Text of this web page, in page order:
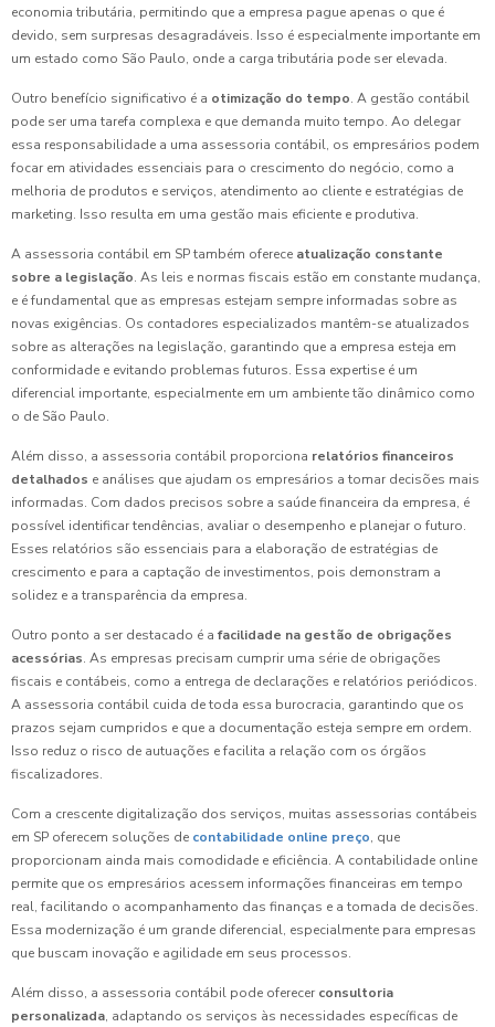
economia tributária, permitindo que a empresa pague apenas o que é
devido, sem surpresas desagradáveis. Isso é especialmente importante em
um estado como São Paulo, onde a carga tributária pode ser elevada.
Outro benefício significativo é a otimização do tempo. A gestão contábil
pode ser uma tarefa complexa e que demanda muito tempo. Ao delegar
essa responsabilidade a uma assessoria contábil, os empresários podem
focar em atividades essenciais para o crescimento do negócio, como a
melhoria de produtos e serviços, atendimento ao cliente e estratégias de
marketing. Isso resulta em uma gestão mais eficiente e produtiva.
A assessoria contábil em SP também oferece atualização constante
sobre a legislação. As leis e normas fiscais estão em constante mudança,
e é fundamental que as empresas estejam sempre informadas sobre as
novas exigências. Os contadores especializados mantêm-se atualizados
sobre as alterações na legislação, garantindo que a empresa esteja em
conformidade e evitando problemas futuros. Essa expertise é um
diferencial importante, especialmente em um ambiente tão dinâmico como
o de São Paulo.
Além disso, a assessoria contábil proporciona relatórios financeiros
detalhados e análises que ajudam os empresários a tomar decisões mais
informadas. Com dados precisos sobre a saúde financeira da empresa, é
possível identificar tendências, avaliar o desempenho e planejar o futuro.
Esses relatórios são essenciais para a elaboração de estratégias de
crescimento e para a captação de investimentos, pois demonstram a
solidez e a transparência da empresa.
Outro ponto a ser destacado é a facilidade na gestão de obrigações
acessórias. As empresas precisam cumprir uma série de obrigações
fiscais e contábeis, como a entrega de declarações e relatórios periódicos.
A assessoria contábil cuida de toda essa burocracia, garantindo que os
prazos sejam cumpridos e que a documentação esteja sempre em ordem.
Isso reduz o risco de autuações e facilita a relação com os órgãos
fiscalizadores.
Com a crescente digitalização dos serviços, muitas assessorias contábeis
em SP oferecem soluções de contabilidade online preço, que
proporcionam ainda mais comodidade e eficiência. A contabilidade online
permite que os empresários acessem informações financeiras em tempo
real, facilitando o acompanhamento das finanças e a tomada de decisões.
Essa modernização é um grande diferencial, especialmente para empresas
que buscam inovação e agilidade em seus processos.
Além disso, a assessoria contábil pode oferecer consultoria
personalizada, adaptando os serviços às necessidades específicas de